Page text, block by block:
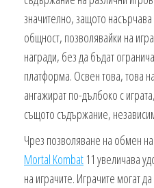
значително, защото
общност, позволявайки на
награди, без да бъдат
платформа. Освен това, това
ангажират по-дълбоко с
същото съдържание,
Чрез позволяване на обмен
Mortal Kombat 11 увеличава
на играчите. Играчите могат